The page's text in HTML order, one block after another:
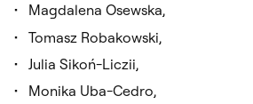
Magdalena Osewska,
Tomasz Robakowski,
Julia Sikoń-Liczii,
Monika Uba-Cedro,